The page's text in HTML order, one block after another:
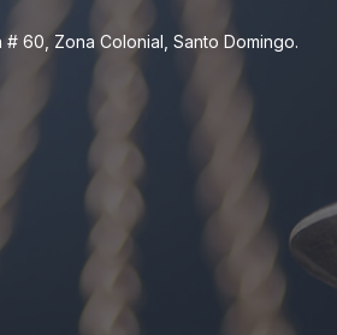
# 60, Zona Colonial, Santo Domingo.